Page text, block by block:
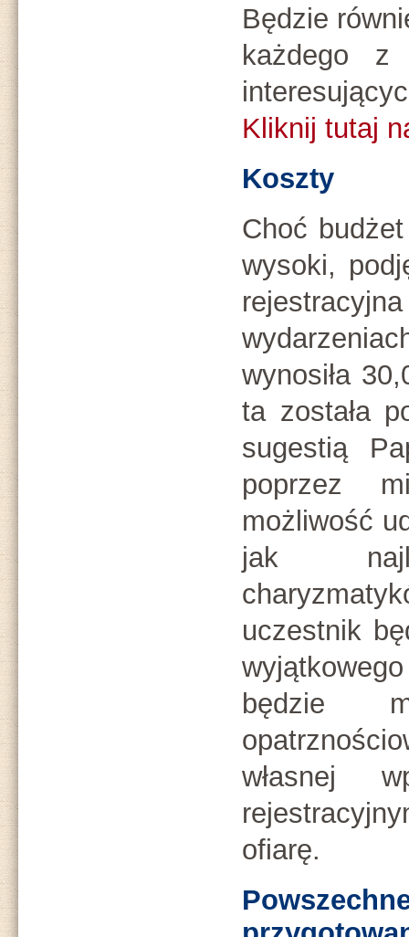
Będzie
każdego z
Kliknij tutaj
Koszty
Choć
wysoki,
wynosiła
ta została
sugestią
poprzez
możliwość
jak
uczestnik
będzie
własnej
ofiarę.